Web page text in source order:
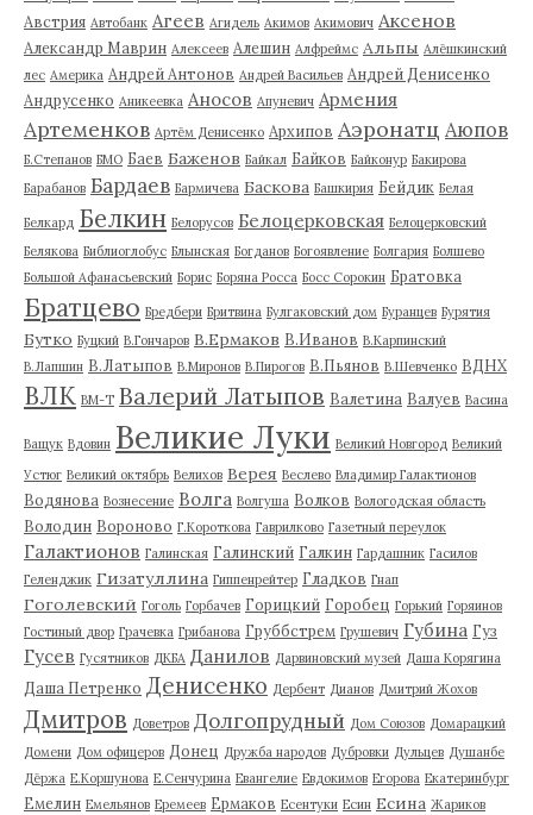
Австрия Автобанк Агеев Агидель Акимов Акимович Аксенов
Александр Маврин Алексеев Алешин Алфреймс Альпы Алёшкинский
лес Америка Андрей Антонов Андрей Васильев Андрей Денисенко
Андрусенко Аникеевка Аносов Апуневич Армения
Артеменков Артём Денисенко Архипов Аэронатц Аюпов
Б.Степанов БМО Баев Баженов Байкал Байков Байконур Бакирова
Барабанов Бардаев Бармичева Баскова Башкирия Бейдик Белая
Белкард Белкин Белорусов Белоцерковская Белоцерковский
Белякова Библиоглобус Блынская Богданов Богоявление Болгария Болшево
Большой Афанасьевский Борис Боряна Росса Босс Сорокин Братовка
Братцево Бредбери Бритвина Булгаковский дом Буранцев Бурятия
Бутко Буцкий В.Гончаров В.Ермаков В.Иванов В.Карпинский
В.Лапшин В.Латыпов В.Миронов В.Пирогов В.Пьянов В.Шевченко ВДНХ
ВЛК ВМ-Т Валерий Латыпов Валетина Валуев Васина
Ващук Вдовин Великие Луки Великий Новгород Великий
Устюг Великий октябрь Велихов Верея Веслево Владимир Галактионов
Водянова Вознесение Волга Волгуша Волков Вологодская область
Володин Вороново Г.Короткова Гаврилково Газетный переулок
Галактионов Галинская Галинский Галкин Гардашник Гасилов
Геленджик Гизатуллина Гиппенрейтер Гладков Гнап
Гоголевский Гоголь Горбачев Горицкий Горобец Горький Горяинов
Гостиный двор Грачевка Грибанова Груббстрем Грушевич Губина Гуз
Гусев Гусятников ДКБА Данилов Дарвиновский музей Даша Корягина
Даша Петренко Денисенко Дербент Дианов Дмитрий Жохов
Дмитров Доветров Долгопрудный Дом Союзов Домарацкий
Домени Дом офицеров Донец Дружба народов Дубровки Дульцев Душанбе
Дёржа Е.Коршунова Е.Сенчурина Евангелие Евдокимов Егорова Екатеринбург
Емелин Емельянов Еремеев Ермаков Есентуки Есин Есина Жариков